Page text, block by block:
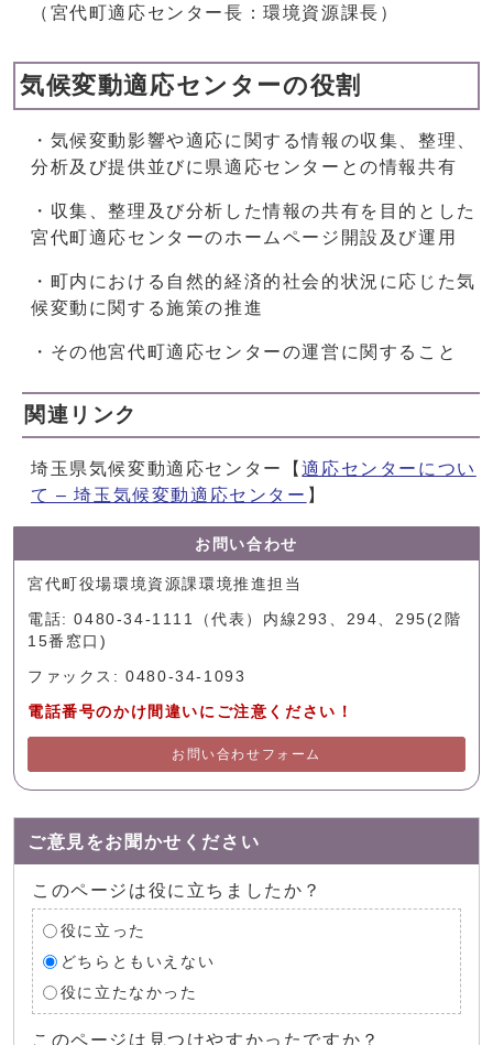
（宮代町適応センター長：環境資源課長）
気候変動適応センターの役割
・気候変動影響や適応に関する情報の収集、整理、
分析及び提供並びに県適応センターとの情報共有
・収集、整理及び分析した情報の共有を目的とした
宮代町適応センターのホームページ開設及び運用
・町内における自然的経済的社会的状況に応じた気
候変動に関する施策の推進
・その他宮代町適応センターの運営に関すること
関連リンク
埼玉県気候変動適応センター【適応センターについ
て – 埼玉気候変動適応センター 】
お問い合わせ
宮代町役場環境資源課環境推進担当
電話: 0480-34-1111（代表）内線293、294、295(2階
15番窓口)
ファックス: 0480-34-1093
電話番号のかけ間違いにご注意ください！
お問い合わせフォーム
ご意見をお聞かせください
このページは役に立ちましたか？
役に立った
どちらともいえない
役に立たなかった
このページは見つけやすかったですか？